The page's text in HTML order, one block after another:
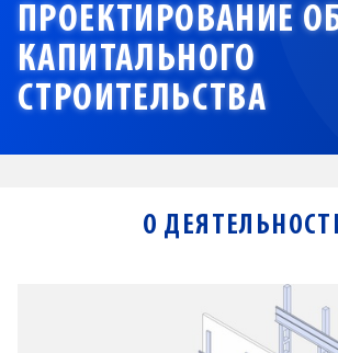
ПРОЕКТИРОВАНИЕ
КАПИТАЛЬНОГО
СТРОИТЕЛЬСТВА
О